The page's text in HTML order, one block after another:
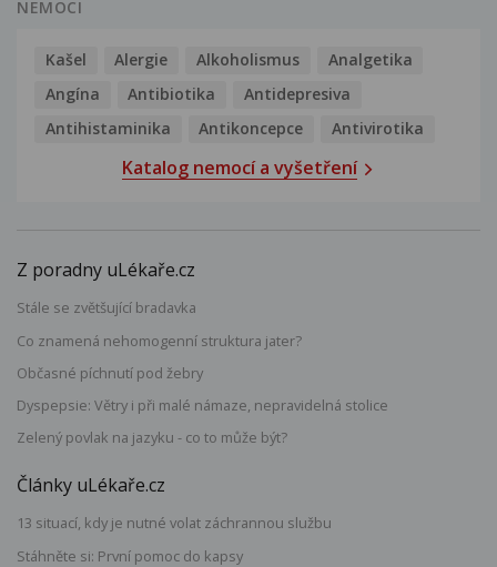
NEMOCI
Kašel Alergie Alkoholismus
Analgetika
Angína
Antibiotika
Antidepresiva
Antihistaminika
Antikoncepce Antivirotika
Katalog nemocí a vyšetření
Z poradny uLékaře.cz
Stále se zvětšující bradavka
Co znamená nehomogenní struktura jater?
Občasné píchnutí pod žebry
Dyspepsie: Větry i při malé námaze, nepravidelná stolice
Zelený povlak na jazyku - co to může být?
Články uLékaře.cz
13 situací, kdy je nutné volat záchrannou službu
Stáhněte si: První pomoc do kapsy